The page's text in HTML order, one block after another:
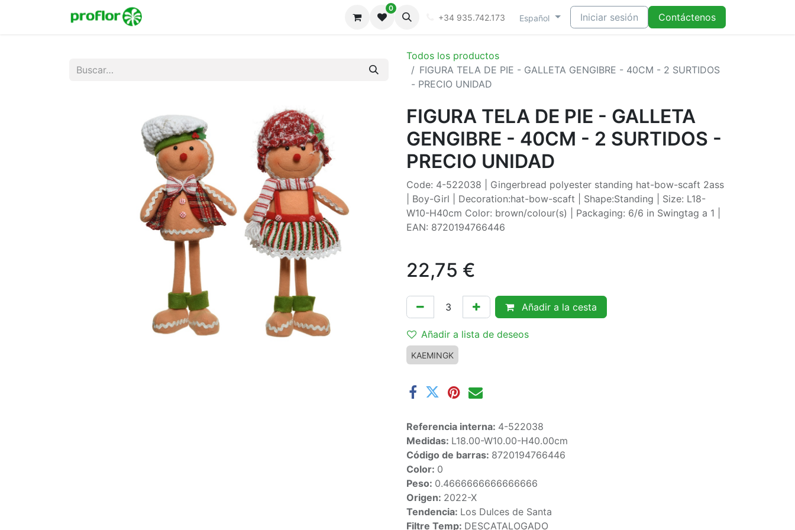
0
+34 935.742.173 Español Iniciar sesión Contáctenos
Todos los productos
FIGURA TELA DE PIE - GALLETA GENGIBRE - 40CM - 2 SURTIDOS
- PRECIO UNIDAD
FIGURA TELA DE PIE - GALLETA
GENGIBRE - 40CM - 2 SURTIDOS -
PRECIO UNIDAD
Code: 4-522038 | Gingerbread polyester standing hat-bow-scaft 2ass
| Boy-Girl | Decoration:hat-bow-scaft | Shape:Standing | Size: L18-
W10-H40cm Color: brown/colour(s) | Packaging: 6/6 in Swingtag a 1 |
EAN: 8720194766446
22,75 €
Añadir a la cesta
Añadir a lista de deseos
KAEMINGK
Referencia interna: 4-522038
Medidas: L18.00-W10.00-H40.00cm
Código de barras: 8720194766446
Color: 0
Peso: 0.4666666666666666
Origen: 2022-X
Tendencia: Los Dulces de Santa
Filtre Temp: DESCATALOGADO